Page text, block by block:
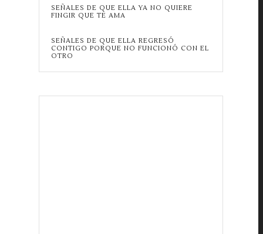
SEÑALES DE QUE ELLA YA NO QUIERE
FINGIR QUE TE AMA
SEÑALES DE QUE ELLA REGRESÓ
CONTIGO PORQUE NO FUNCIONÓ CON EL
OTRO